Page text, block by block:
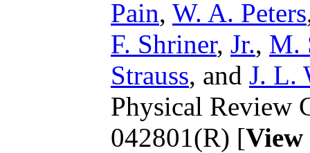
Pain, W. A. Peters
F. Shriner, Jr., M.
Strauss, and J. L.
Physical Review
042801(R) [View